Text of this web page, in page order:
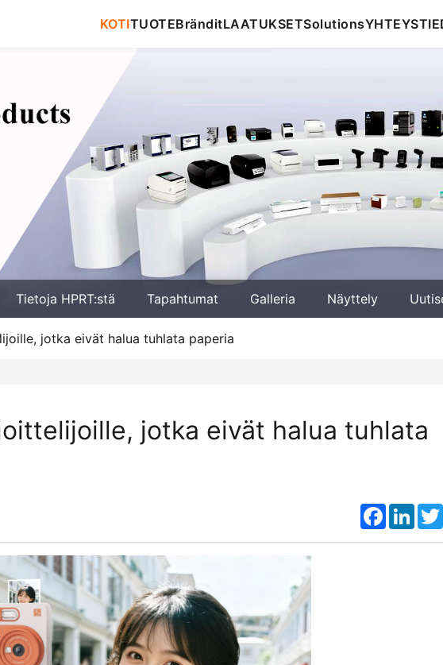
KOTITUOTEBränditLAATUKSETSolutions
Tietoja HPRT:stä Tapahtumat Galleria Näyttely
jotka eivät halua tuhlata paperia
jotka eivät halua tuhlata
Facebook